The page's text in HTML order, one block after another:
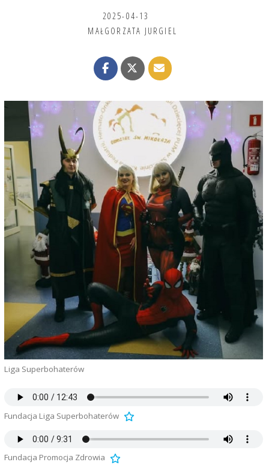
2025-04-13
MAŁGORZATA JURGIEL
Liga Superbohaterów
Fundacja Liga Superbohaterów
Fundacja Promocja Zdrowia